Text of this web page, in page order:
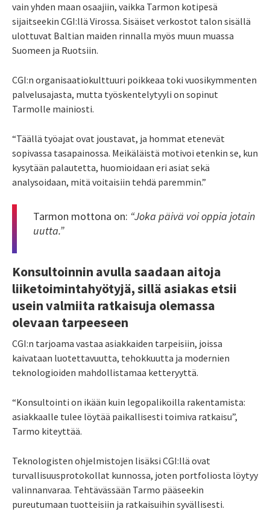
vain yhden maan osaajiin, vaikka Tarmon kotipesä
sijaitseekin CGI:llä Virossa. Sisäiset verkostot talon sisällä
ulottuvat Baltian maiden rinnalla myös muun muassa
Suomeen ja Ruotsiin.
CGI:n organisaatiokulttuuri poikkeaa toki vuosikymmenten
palvelusajasta, mutta työskentelytyyli on sopinut
Tarmolle mainiosti.
“Täällä työajat ovat joustavat, ja hommat etenevät
sopivassa tasapainossa. Meikäläistä motivoi etenkin se, kun
kysytään palautetta, huomioidaan eri asiat sekä
analysoidaan, mitä voitaisiin tehdä paremmin.”
Tarmon mottona on: “Joka päivä voi oppia jotain
uutta.”
Konsultoinnin avulla saadaan aitoja
liiketoimintahyötyjä, sillä asiakas etsii
usein valmiita ratkaisuja olemassa
olevaan tarpeeseen
CGI:n tarjoama vastaa asiakkaiden tarpeisiin, joissa
kaivataan luotettavuutta, tehokkuutta ja modernien
teknologioiden mahdollistamaa ketteryyttä.
“Konsultointi on ikään kuin legopalikoilla rakentamista:
asiakkaalle tulee löytää paikallisesti toimiva ratkaisu”,
Tarmo kiteyttää.
Teknologisten ohjelmistojen lisäksi CGI:llä ovat
turvallisuusprotokollat kunnossa, joten portfoliosta löytyy
valinnanvaraa. Tehtävässään Tarmo pääseekin
pureutumaan tuotteisiin ja ratkaisuihin syvällisesti.